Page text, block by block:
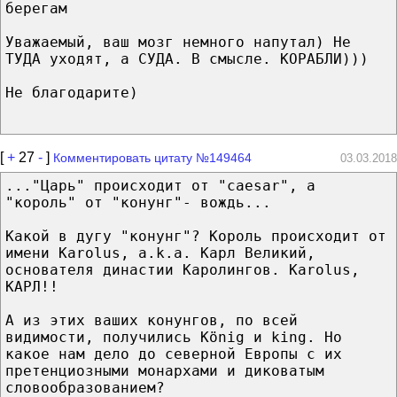
берегам
Уважаемый, ваш мозг немного напутал) Не
ТУДА уходят, а СУДА. В смысле. КОРАБЛИ)))
Не благодарите)
[+ 27 - ] Комментировать цитату №149464 03.03.2018
..."Царь" происходит от "caesar", а
"король" от "конунг"- вождь...
Какой в дугу "конунг"? Король происходит от
имени Karolus, a.k.a. Карл Великий,
основателя династии Каролингов. Karolus,
КАРЛ!!
А из этих ваших конунгов, по всей
видимости, получились König и king. Но
какое нам дело до северной Европы с их
претенциозными монархами и диковатым
словообразованием?